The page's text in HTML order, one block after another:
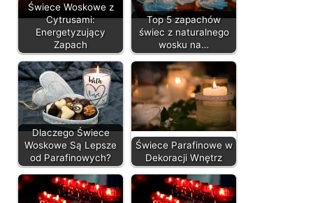
Świece Woskowe z
Cytrusami:
Energetyzujący
Zapach
Top 5 zapachów
świec z naturalnego
wosku na…
Dlaczego Świece
Woskowe Są Lepsze
od Parafinowych?
Świece Parafinowe w
Dekoracji Wnętrz